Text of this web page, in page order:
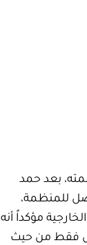
بعد حمد
للمنظمة،
مؤكداً أنه
فقط من حيث